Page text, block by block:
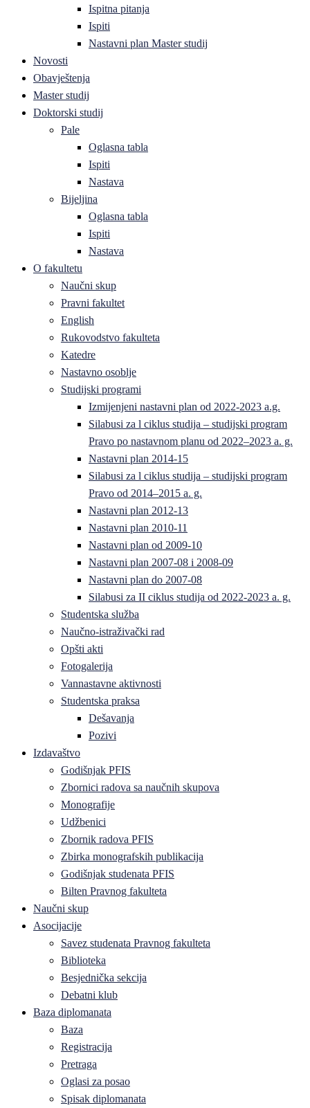
Ispitna pitanja
Ispiti
Nastavni plan Master studij
Novosti
Obavještenja
Master studij
Doktorski studij
Pale
Oglasna tabla
Ispiti
Nastava
Bijeljina
Oglasna tabla
Ispiti
Nastava
O fakultetu
Naučni skup
Pravni fakultet
English
Rukovodstvo fakulteta
Katedre
Nastavno osoblje
Studijski programi
Izmijenjeni nastavni plan od 2022-2023 a.g.
Silabusi za l ciklus studija – studijski program
Pravo po nastavnom planu od 2022–2023 a. g.
Nastavni plan 2014-15
Silabusi za l ciklus studija – studijski program
Pravo od 2014–2015 a. g.
Nastavni plan 2012-13
Nastavni plan 2010-11
Nastavni plan od 2009-10
Nastavni plan 2007-08 i 2008-09
Nastavni plan do 2007-08
Silabusi za II ciklus studija od 2022-2023 a. g.
Studentska služba
Naučno-istraživački rad
Opšti akti
Fotogalerija
Vannastavne aktivnosti
Studentska praksa
Dešavanja
Pozivi
Izdavaštvo
Godišnjak PFIS
Zbornici radova sa naučnih skupova
Monografije
Udžbenici
Zbornik radova PFIS
Zbirka monografskih publikacija
Godišnjak studenata PFIS
Bilten Pravnog fakulteta
Naučni skup
Asocijacije
Savez studenata Pravnog fakulteta
Biblioteka
Besjednička sekcija
Debatni klub
Baza diplomanata
Baza
Registracija
Pretraga
Oglasi za posao
Spisak diplomanata